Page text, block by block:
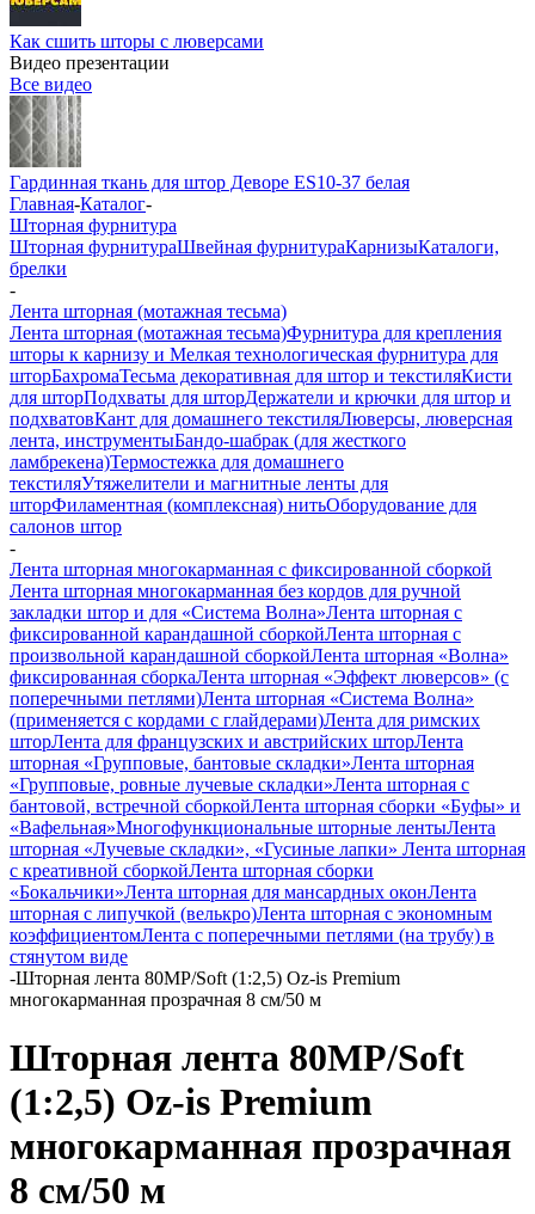
Как сшить шторы с люверсами
Видео презентации
Все видео
Гардинная ткань для штор Деворе ES10-37 белая
Главная-Каталог-
Шторная фурнитура
Шторная фурнитураШвейная фурнитураКарнизыКаталоги,
брелки
-
Лента шторная (мотажная тесьма)
Лента шторная (мотажная тесьма)Фурнитура для крепления
шторы к карнизу и Мелкая технологическая фурнитура для
шторБахромаТесьма декоративная для штор и текстиляКисти
для шторПодхваты для шторДержатели и крючки для штор и
подхватовКант для домашнего текстиляЛюверсы, люверсная
лента, инструментыБандо-шабрак (для жесткого
ламбрекена)Термостежка для домашнего
текстиляУтяжелители и магнитные ленты для
шторФиламентная (комплексная) нитьОборудование для
салонов штор
-
Лента шторная многокарманная с фиксированной сборкой
Лента шторная многокарманная без кордов для ручной
закладки штор и для «Система Волна»Лента шторная с
фиксированной карандашной сборкойЛента шторная с
произвольной карандашной сборкойЛента шторная «Волна»
фиксированная сборкаЛента шторная «Эффект люверсов» (с
поперечными петлями)Лента шторная «Система Волна»
(применяется с кордами с глайдерами)Лента для римских
шторЛента для французских и австрийских шторЛента
шторная «Групповые, бантовые складки»Лента шторная
«Групповые, ровные лучевые складки»Лента шторная с
бантовой, встречной сборкойЛента шторная сборки «Буфы» и
«Вафельная»Многофункциональные шторные лентыЛента
шторная «Лучевые складки», «Гусиные лапки» Лента шторная
с креативной сборкойЛента шторная сборки
«Бокальчики»Лента шторная для мансардных оконЛента
шторная с липучкой (велькро)Лента шторная с экономным
коэффициентомЛента с поперечными петлями (на трубу) в
стянутом виде
-Шторная лента 80MP/Soft (1:2,5) Oz-is Premium
многокарманная прозрачная 8 см/50 м
Шторная лента 80MP/Soft
(1:2,5) Oz-is Premium
многокарманная прозрачная
8 см/50 м